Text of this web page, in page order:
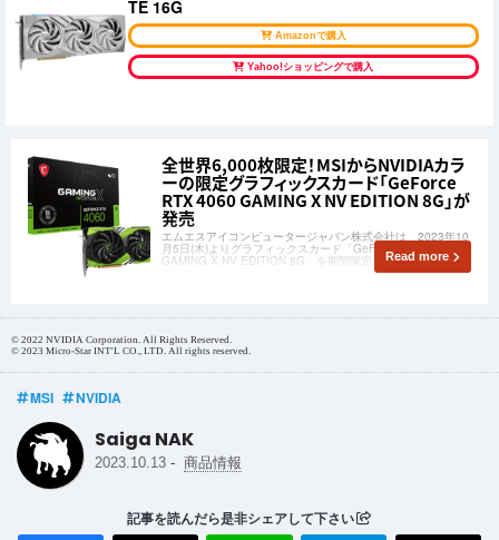
TE 16G
Amazonで購入
Yahoo!ショッピングで購入
全世界6,000枚限定！MSIからNVIDIAカラ
ーの限定グラフィックスカード「GeForce
RTX 4060 GAMING X NV EDITION 8G」が
発売
エムエスアイコンピュータージャパン株式会社は、2023年10
月5日(木)よりグラフィックスカード「GeForce RTX 4060
GAMING X NV EDITION 8G」を期間限定、数量限定で発売し
Read more
© 2022 NVIDIA Corporation. All Rights Reserved.
© 2023 Micro-Star INT'L CO., LTD. All rights reserved.
MSI NVIDIA
Saiga NAK
2023.10.13 - 商品情報
記事を読んだら是非シェアして下さい